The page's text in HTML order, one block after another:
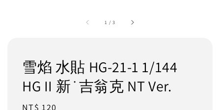
1 /3
雪焰 水貼 HG-21-1 1/144
HG II 新˙吉翁克 NT Ver.
Regular
NT$ 120